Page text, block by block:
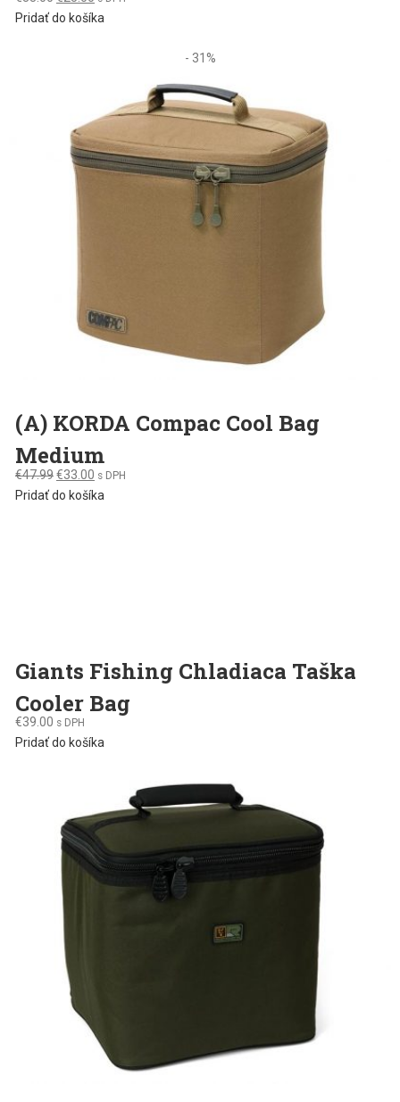
price
price
Pridať do košíka
- 31%
(A) KORDA Compac Cool Bag
Medium
€47.99Original
price
€33.00 Current
price
s DPH
Pridať do košíka
Giants Fishing Chladiaca Taška
Cooler Bag
€39.00 s DPH
Pridať do košíka